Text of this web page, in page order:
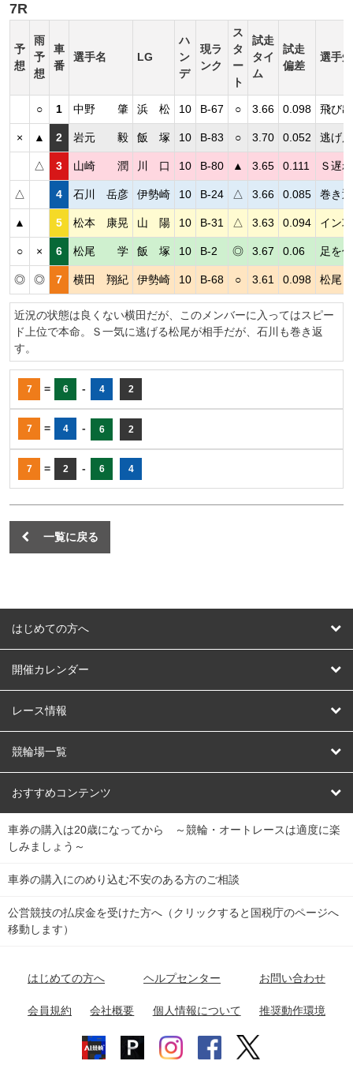
7R
予
想
雨
予
想
車
番
選手名 LG
ハ
ン
デ
現ラ
ンク
ス
タ
ー
ト
試走
タイ
ム
試走
偏差
選手
○ 1 中野 肇 浜 松 10 B-67 ○ 3.66 0.098 飛び
× ▲ 2 岩元 毅 飯 塚 10 B-83 ○ 3.70 0.052 逃げ
△ 3 山崎 潤 川 口 10 B-80 ▲ 3.65 0.111 Ｓ遅
△ 4 石川 岳彦 伊勢崎 10 B-24 △ 3.66 0.085 巻き
▲ 5 松本 康晃 山 陽 10 B-31 △ 3.63 0.094 イン
○ × 6 松尾 学 飯 塚 10 B-2 ◎ 3.67 0.06 足を
◎ ◎ 7 横田 翔紀 伊勢崎 10 B-68 ○ 3.61 0.098 松尾
近況の状態は良くない横田だが、このメンバーに入ってはスピー
ド上位で本命。Ｓ一気に逃げる松尾が相手だが、石川も巻き返
す。
7 = 6 - 4 2
7 = 4 - 6 2
7 = 2 - 6 4
一覧に戻る
はじめての方へ
はじめての方へ
開催カレンダー
競輪
オートレース
競輪くじ
Dokanto!
チャリロトプラザ
レース情報
レース予想
レース結果
キャリーオーバー一覧
競輪場一覧
北日本 函館競輪場
関
東
弥彦競輪場 前橋競輪場 取手競輪場 宇都宮競輪場
関
東
小田原競輪場
名古屋競輪場 岐阜競輪場 大垣競輪場 豊橋競輪場
富山競輪場 松阪競輪場 四日市競輪場
福井競輪場 奈良競輪場 向日町競輪場
おすすめコンテンツ
競輪選手情報
Perfecta Navi
netkeirin
車券の購入は20歳になってから ～競輪・オートレースは適度に楽
しみましょう～
車券の購入にのめり込む不安のある方のご相談
公営競技の払戻金を受けた方へ（クリックすると国税庁のページへ
移動します）
はじめての方へ ヘルプセンター お問い合わせ
会員規約 会社概要 個人情報について 推奨動作環境